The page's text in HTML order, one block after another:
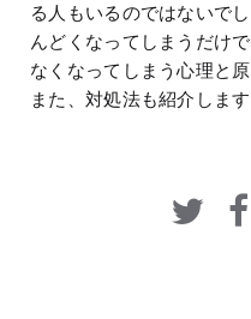
る人もいるのではないで
んどくなってしまうだけ
なくなってしまう心理と
また、対処法も紹介しま